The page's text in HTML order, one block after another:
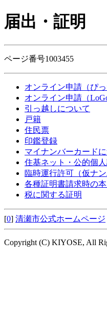
届出・証明
ページ番号1003455
オンライン申請（ぴっ
オンライン申請（
引っ越しについて
戸籍
住民票
印鑑登録
マイナンバーカード
住基ネット・公的個
臨時運行許可（仮ナ
各種証明書請求時の
税に関する証明
[0] 清瀬市公式ホームページ
Copyright (C) KIYOSE, All